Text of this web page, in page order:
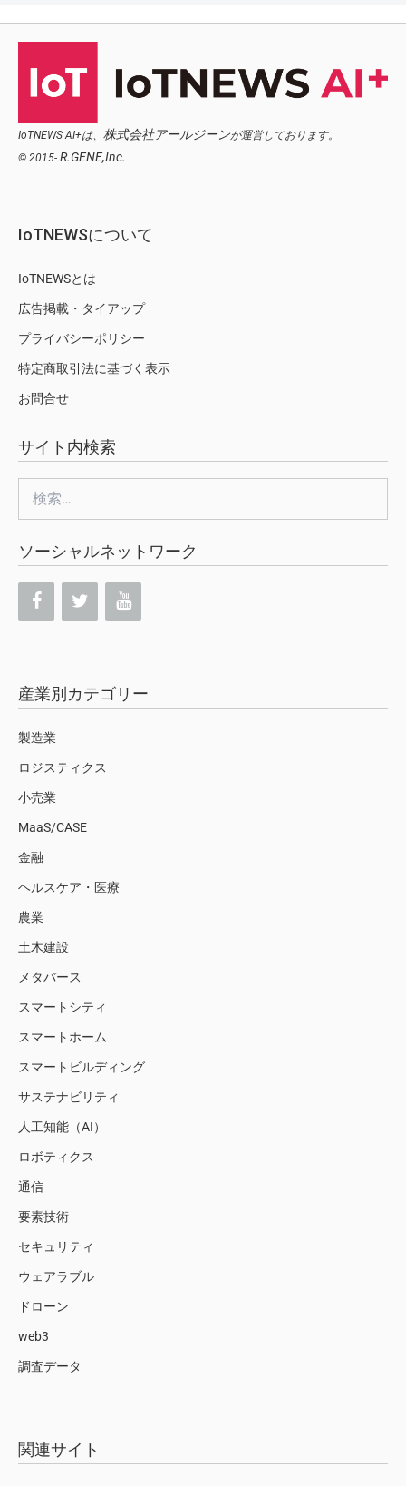
IoTNEWS AI+は、 株式会社アールジーンが運営しております。
© 2015- R.GENE,Inc.
IoTNEWSについて
IoTNEWSとは
広告掲載・タイアップ
プライバシーポリシー
特定商取引法に基づく表示
お問合せ
サイト内検索
索:
ソーシャルネットワーク
産業別カテゴリー
製造業
ロジスティクス
小売業
MaaS/CASE
金融
ヘルスケア・医療
農業
土木建設
メタバース
スマートシティ
スマートホーム
スマートビルディング
サステナビリティ
人工知能（AI）
ロボティクス
通信
要素技術
セキュリティ
ウェアラブル
ドローン
web3
調査データ
関連サイト